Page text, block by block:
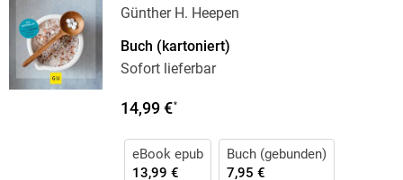
Günther H. Heepen
Buch (kartoniert)
Sofort lieferbar
14,99 €*
eBook epub
13,99 €
Buch (gebunden)
7,95 €